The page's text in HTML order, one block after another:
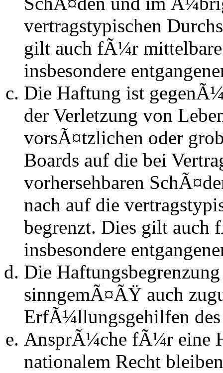
vertragstypischen
gilt auch fÃ¼r
insbesondere
Die Haftung ist
der Verletzung von
vorsÃ¤tzlichen oder
Boards auf die bei
vorhersehbaren
nach auf die
begrenzt. Dies gilt auch
insbesondere
Die
sinngemÃ¤ÃŸ auch
ErfÃ¼llungsgehilfen des
AnsprÃ¼che fÃ¼r eine
nationalem Recht